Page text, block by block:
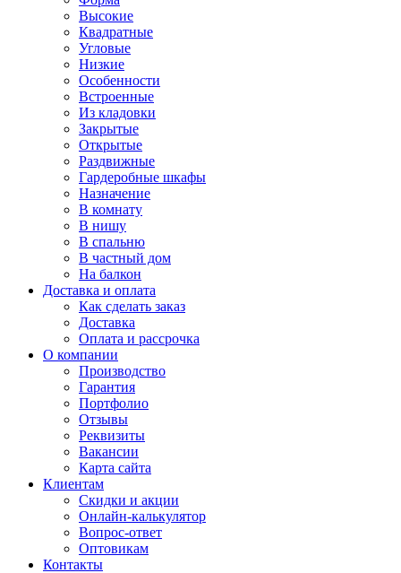
Высокие
Квадратные
Угловые
Низкие
Особенности
Встроенные
Из кладовки
Закрытые
Открытые
Раздвижные
Гардеробные шкафы
Назначение
В комнату
В нишу
В спальню
В частный дом
На балкон
Доставка и оплата
Как сделать заказ
Доставка
Оплата и рассрочка
О компании
Производство
Гарантия
Портфолио
Отзывы
Реквизиты
Вакансии
Карта сайта
Клиентам
Скидки и акции
Онлайн-калькулятор
Вопрос-ответ
Оптовикам
Контакты